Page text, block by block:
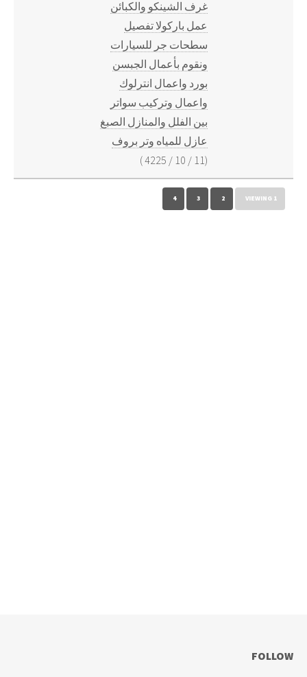
غرف الشينكو والكبائن
عمل باركولا تفصيل
سطحات جر للسيارات
ونقوم بأعمال الجبسن
بورد واعمال انترلوك
واعمال وتركيب سواتر
بين الفلل والمنازل الصبغ
عازل للمياه وتر بروف
(
11
/
10
/
4225
)
VIEWING 1
2
3
4
FOLLOW